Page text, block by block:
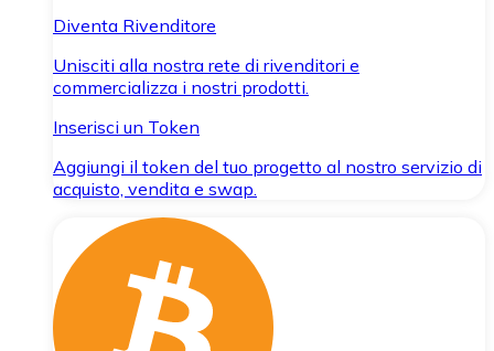
Diventa Rivenditore
Unisciti alla nostra rete di rivenditori e
commercializza i nostri prodotti.
Inserisci un Token
Aggiungi il token del tuo progetto al nostro servizio di
acquisto, vendita e swap.